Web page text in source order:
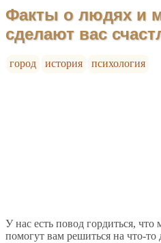
Факты о людях и
сделают вас
город история психология
У нас есть повод гордиться,
помогут вам решиться на что-то